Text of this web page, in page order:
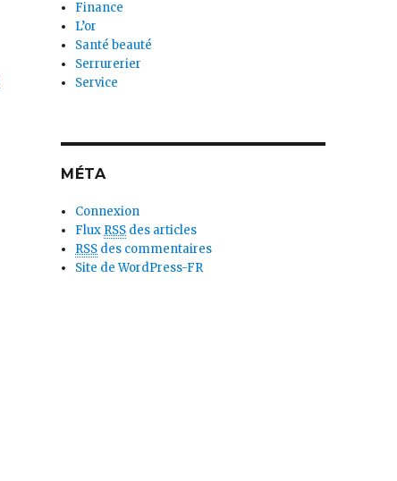
Finance
L’or
Santé beauté
Serrurerier
Service
MÉTA
Connexion
Flux RSS des articles
RSS des commentaires
Site de WordPress-FR